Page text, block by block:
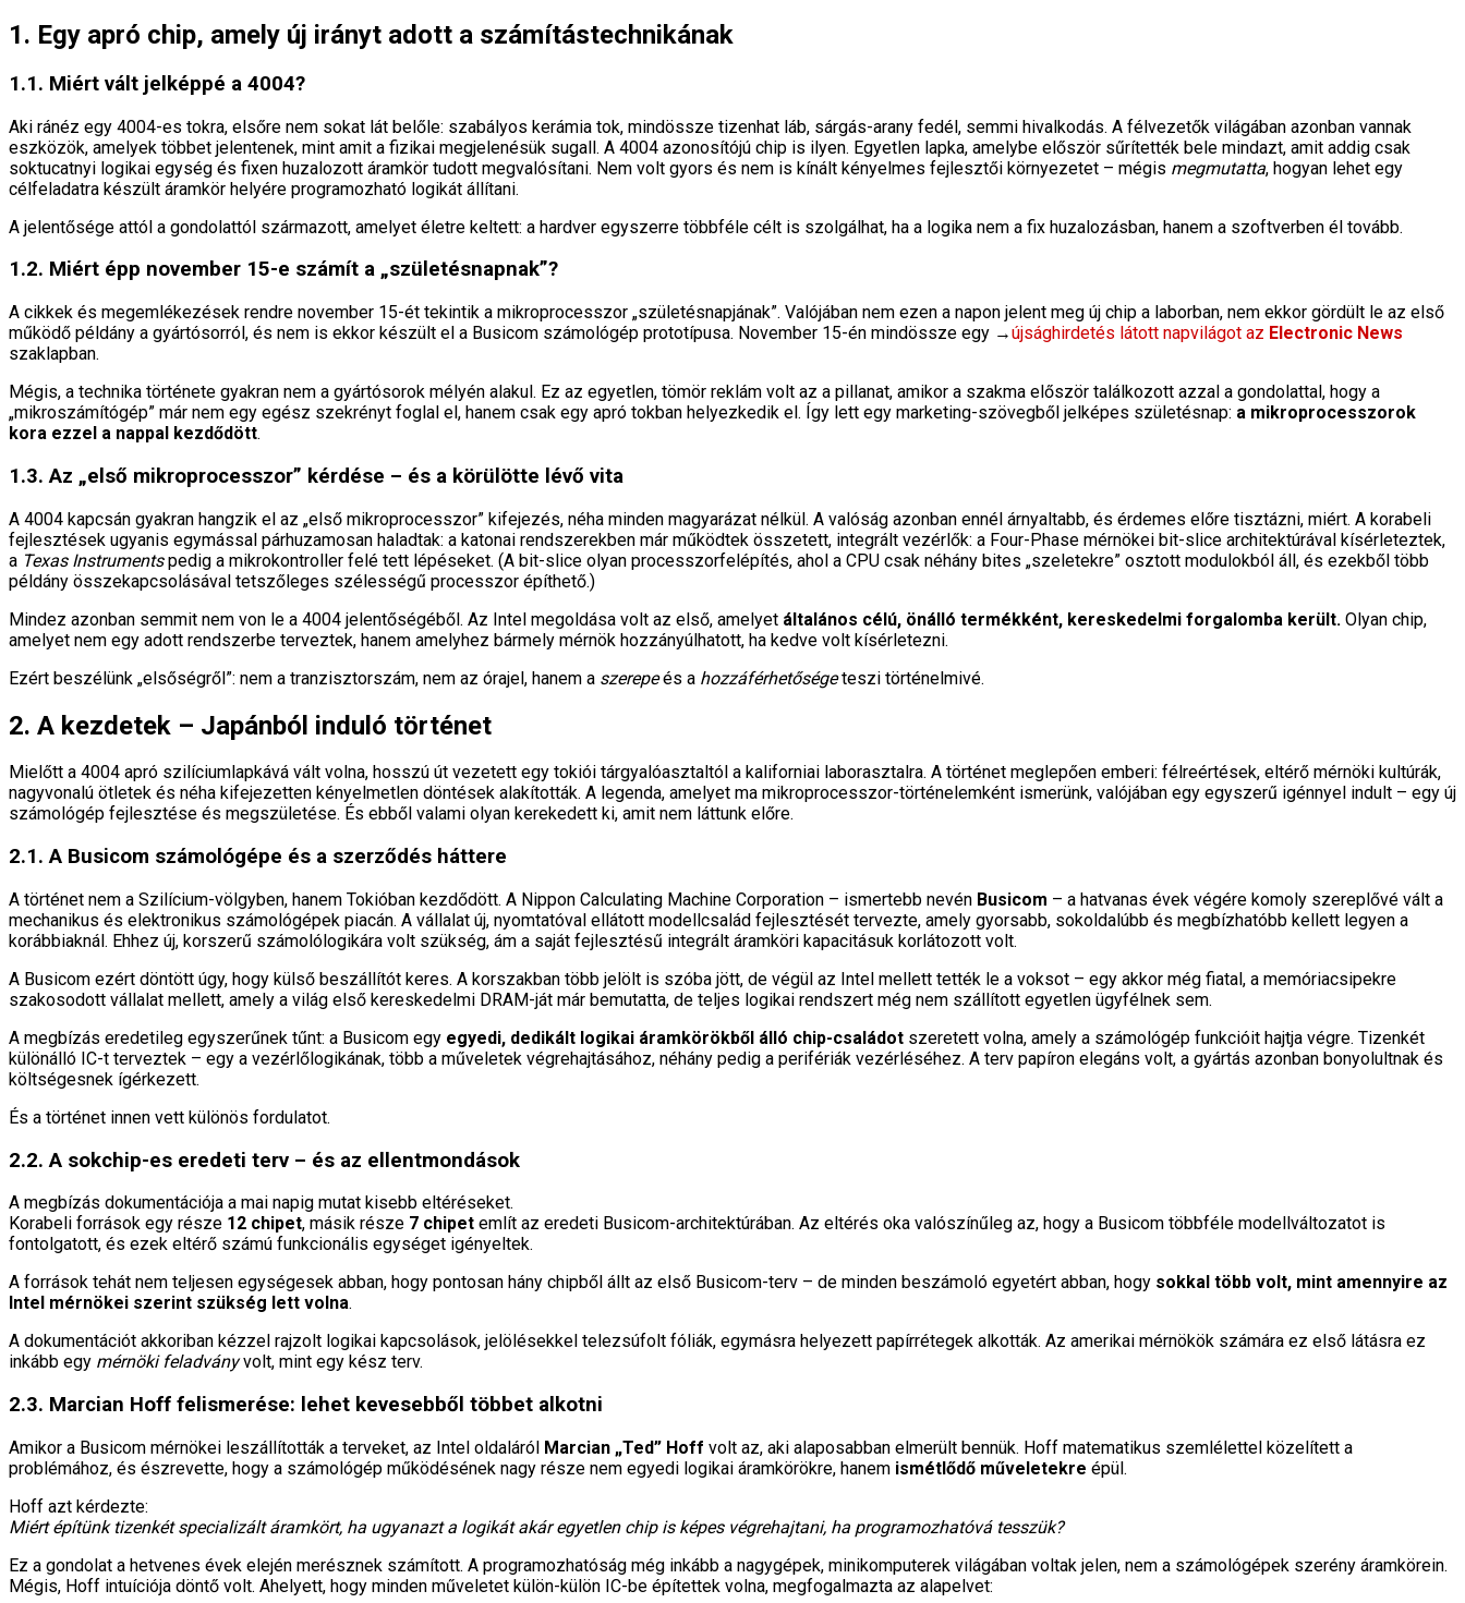
1. Egy apró chip, amely új irányt adott a számítástechnikának
1.1. Miért vált jelképpé a 4004?
Aki ránéz egy 4004-es tokra, elsőre nem sokat lát belőle: szabályos kerámia tok, mindössze tizenhat láb, sárgás-arany fedél, semmi hivalkodás. A félvezetők világában azonban vannak
eszközök, amelyek többet jelentenek, mint amit a fizikai megjelenésük sugall. A 4004 azonosítójú chip is ilyen. Egyetlen lapka, amelybe először sűrítették bele mindazt, amit addig csak
soktucatnyi logikai egység és fixen huzalozott áramkör tudott megvalósítani. Nem volt gyors és nem is kínált kényelmes fejlesztői környezetet – mégis megmutatta, hogyan lehet egy
célfeladatra készült áramkör helyére programozható logikát állítani.
A jelentősége attól a gondolattól származott, amelyet életre keltett: a hardver egyszerre többféle célt is szolgálhat, ha a logika nem a fix huzalozásban, hanem a szoftverben él tovább.
1.2. Miért épp november 15-e számít a „születésnapnak”?
A cikkek és megemlékezések rendre november 15-ét tekintik a mikroprocesszor „születésnapjának”. Valójában nem ezen a napon jelent meg új chip a laborban, nem ekkor gördült le az első
működő példány a gyártósorról, és nem is ekkor készült el a Busicom számológép prototípusa. November 15-én mindössze egy →újsághirdetés látott napvilágot az Electronic News
szaklapban.
Mégis, a technika története gyakran nem a gyártósorok mélyén alakul. Ez az egyetlen, tömör reklám volt az a pillanat, amikor a szakma először találkozott azzal a gondolattal, hogy a
„mikroszámítógép” már nem egy egész szekrényt foglal el, hanem csak egy apró tokban helyezkedik el. Így lett egy marketing-szövegből jelképes születésnap: a mikroprocesszorok
kora ezzel a nappal kezdődött.
1.3. Az „első mikroprocesszor” kérdése – és a körülötte lévő vita
A 4004 kapcsán gyakran hangzik el az „első mikroprocesszor” kifejezés, néha minden magyarázat nélkül. A valóság azonban ennél árnyaltabb, és érdemes előre tisztázni, miért. A korabeli
fejlesztések ugyanis egymással párhuzamosan haladtak: a katonai rendszerekben már működtek összetett, integrált vezérlők: a Four-Phase mérnökei bit-slice architektúrával kísérleteztek,
a Texas Instrumentspedig a mikrokontroller felé tett lépéseket. (A bit-slice olyan processzorfelépítés, ahol a CPU csak néhány bites „szeletekre” osztott modulokból áll, és ezekből több
példány összekapcsolásával tetszőleges szélességű processzor építhető.)
Mindez azonban semmit nem von le a 4004 jelentőségéből. Az Intel megoldása volt az első, amelyet általános célú, önálló termékként, kereskedelmi forgalomba került. Olyan chip,
amelyet nem egy adott rendszerbe terveztek, hanem amelyhez bármely mérnök hozzányúlhatott, ha kedve volt kísérletezni.
Ezért beszélünk „elsőségről”: nem a tranzisztorszám, nem az órajel, hanem a szerepeés a hozzáférhetőségeteszi történelmivé.
2. A kezdetek – Japánból induló történet
Mielőtt a 4004 apró szilíciumlapkává vált volna, hosszú út vezetett egy tokiói tárgyalóasztaltól a kaliforniai laborasztalra. A történet meglepően emberi: félreértések, eltérő mérnöki kultúrák,
nagyvonalú ötletek és néha kifejezetten kényelmetlen döntések alakították. A legenda, amelyet ma mikroprocesszor-történelemként ismerünk, valójában egy egyszerű igénnyel indult – egy új
számológép fejlesztése és megszületése. És ebből valami olyan kerekedett ki, amit nem láttunk előre.
2.1. A Busicom számológépe és a szerződés háttere
A történet nem a Szilícium-völgyben, hanem Tokióban kezdődött. A Nippon Calculating Machine Corporation – ismertebb nevén Busicom – a hatvanas évek végére komoly szereplővé vált a
mechanikus és elektronikus számológépek piacán. A vállalat új, nyomtatóval ellátott modellcsalád fejlesztését tervezte, amely gyorsabb, sokoldalúbb és megbízhatóbb kellett legyen a
korábbiaknál. Ehhez új, korszerű számolólogikára volt szükség, ám a saját fejlesztésű integrált áramköri kapacitásuk korlátozott volt.
A Busicom ezért döntött úgy, hogy külső beszállítót keres. A korszakban több jelölt is szóba jött, de végül az Intel mellett tették le a voksot – egy akkor még fiatal, a memóriacsipekre
szakosodott vállalat mellett, amely a világ első kereskedelmi DRAM-ját már bemutatta, de teljes logikai rendszert még nem szállított egyetlen ügyfélnek sem.
A megbízás eredetileg egyszerűnek tűnt: a Busicom egy egyedi, dedikált logikai áramkörökből álló chip-családot szeretett volna, amely a számológép funkcióit hajtja végre. Tizenkét
különálló IC-t terveztek – egy a vezérlőlogikának, több a műveletek végrehajtásához, néhány pedig a perifériák vezérléséhez. A terv papíron elegáns volt, a gyártás azonban bonyolultnak és
költségesnek ígérkezett.
És a történet innen vett különös fordulatot.
2.2. A sokchip-es eredeti terv – és az ellentmondások
A megbízás dokumentációja a mai napig mutat kisebb eltéréseket.
Korabeli források egy része 12 chipet, másik része 7 chipet említ az eredeti Busicom-architektúrában. Az eltérés oka valószínűleg az, hogy a Busicom többféle modellváltozatot is
fontolgatott, és ezek eltérő számú funkcionális egységet igényeltek.
A források tehát nem teljesen egységesek abban, hogy pontosan hány chipből állt az első Busicom-terv – de minden beszámoló egyetért abban, hogy sokkal több volt, mint amennyire az
Intel mérnökei szerint szükség lett volna.
A dokumentációt akkoriban kézzel rajzolt logikai kapcsolások, jelölésekkel telezsúfolt fóliák, egymásra helyezett papírrétegek alkották. Az amerikai mérnökök számára ez első látásra ez
inkább egy mérnöki feladványvolt, mint egy kész terv.
2.3. Marcian Hoff felismerése: lehet kevesebből többet alkotni
Amikor a Busicom mérnökei leszállították a terveket, az Intel oldaláról Marcian „Ted” Hoff volt az, aki alaposabban elmerült bennük. Hoff matematikus szemlélettel közelített a
problémához, és észrevette, hogy a számológép működésének nagy része nem egyedi logikai áramkörökre, hanem ismétlődő műveletekre épül.
Hoff azt kérdezte:
Miért építünk tizenkét specializált áramkört, ha ugyanazt a logikát akár egyetlen chip is képes végrehajtani, ha programozhatóvá tesszük?
Ez a gondolat a hetvenes évek elején merésznek számított. A programozhatóság még inkább a nagygépek, minikomputerek világában voltak jelen, nem a számológépek szerény áramkörein.
Mégis, Hoff intuíciója döntő volt. Ahelyett, hogy minden műveletet külön-külön IC-be építettek volna, megfogalmazta az alapelvet: